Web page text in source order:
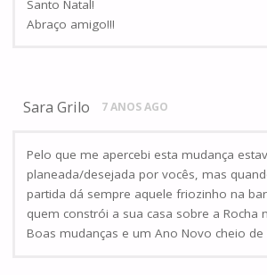
Santo Natal!
Abraço amigo!!!
Sara Grilo 7 ANOS AGO
Pelo que me apercebi esta mudança
planeada/desejada por vocês, mas
partida dá sempre aquele friozinho na
quem constrói a sua casa sobre a Rocha
Boas mudanças e um Ano Novo cheio de